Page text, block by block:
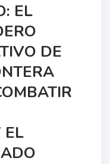
EL
DE
EL